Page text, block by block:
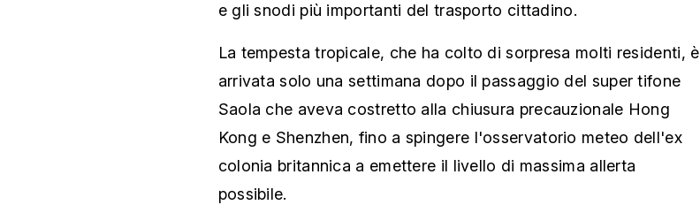
e gli snodi più importanti del trasporto cittadino.
La tempesta tropicale, che ha colto di sorpresa molti residenti, è
arrivata solo una settimana dopo il passaggio del super tifone
Saola che aveva costretto alla chiusura precauzionale Hong
Kong e Shenzhen, fino a spingere l'osservatorio meteo dell'ex
colonia britannica a emettere il livello di massima allerta
possibile.